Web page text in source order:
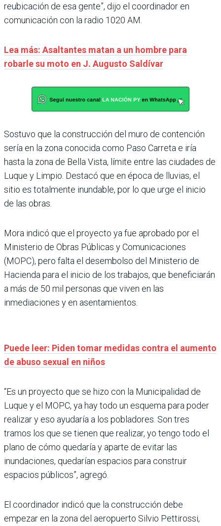
reubicación de esa gente”, dijo el coordinador en
comunicación con la radio 1020 AM.
Lea más: Asaltantes matan a un hombre para
robarle su moto en J. Augusto Saldívar
Sostuvo que la construcción del muro de contención
sería en la zona conocida como Paso Carreta e iría
hasta la zona de Bella Vista, límite entre las ciudades de
Luque y Limpio. Destacó que en época de lluvias, el
sitio es totalmente inundable, por lo que urge el inicio
de las obras.
Mora indicó que el proyecto ya fue aprobado por el
Ministerio de Obras Públicas y Comunicaciones
(MOPC), pero falta el desembolso del Ministerio de
Hacienda para el inicio de los trabajos, que beneficiarán
a más de 50 mil personas que viven en las
inmediaciones y en asentamientos.
Puede leer: Piden tomar medidas contra el aumento
de abuso sexual en niños
“Es un proyecto que se hizo con la Municipalidad de
Luque y el MOPC, ya hay todo un esquema para poder
realizar y eso ayudaría a los pobladores. Son tres
tramos los que se tienen que realizar, yo tengo todo el
plano de cómo quedaría y aparte de evitar las
inundaciones, quedarían espacios para construir
espacios públicos”, agregó.
El coordinador indicó que la construcción debe
empezar en la zona del aeropuerto Silvio Pettirossi,